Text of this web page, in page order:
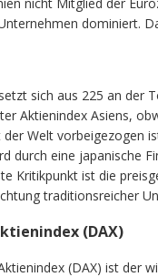
dominiert.
sich aus 225 an der
Aktienindex Asiens,
Welt vorbeigezogen
durch eine japanische
Kritikpunkt ist die
traditionsreicher
(DAX)
(DAX) ist der